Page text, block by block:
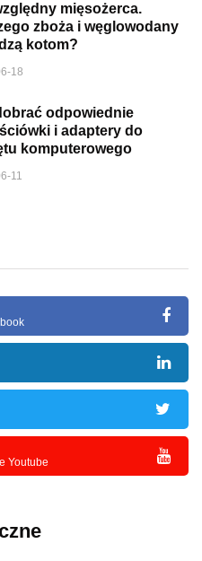
mięsożerca.
zboża i węglowodany
kotom?
18
odpowiednie
i adaptery do
komputerowego
11
Youtube